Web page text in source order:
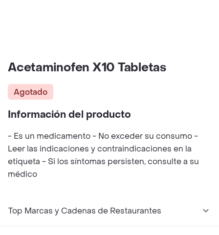
Acetaminofen X10 Tabletas
Agotado
Información del producto
- Es un medicamento - No exceder su consumo -
Leer las indicaciones y contraindicaciones en la
etiqueta - Si los síntomas persisten, consulte a su
médico
Top Marcas y Cadenas de Restaurantes